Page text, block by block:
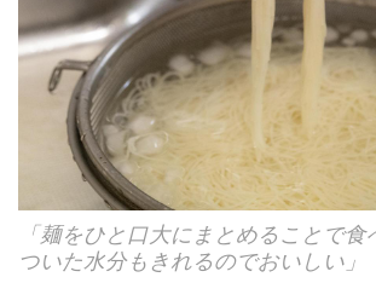
「麺をひと口大にまとめることで
ついた水分もきれるのでおいしい」